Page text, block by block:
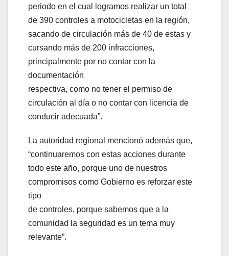
periodo en el cual logramos realizar un total
de 390 controles a motocicletas en la región,
sacando de circulación más de 40 de estas y
cursando más de 200 infracciones,
principalmente por no contar con la
documentación
respectiva, como no tener el permiso de
circulación al día o no contar con licencia de
conducir adecuada”.
La autoridad regional mencionó además que,
“continuaremos con estas acciones durante
todo este año, porque uno de nuestros
compromisos como Gobierno es reforzar este
tipo
de controles, porque sabemos que a la
comunidad la seguridad es un tema muy
relevante”.